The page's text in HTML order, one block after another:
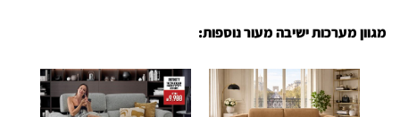
מגוון מערכות ישיבה מעור נוספות: